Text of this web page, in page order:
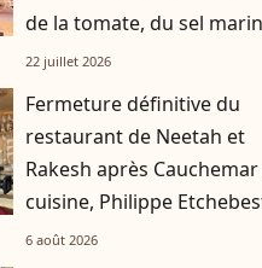
de la tomate, du sel marin
smoothie"
22 juillet 2026
Fermeture définitive du
restaurant de Neetah et
Rakesh après
cuisine, Philippe
pensait les avoir sauvés
6 août 2026